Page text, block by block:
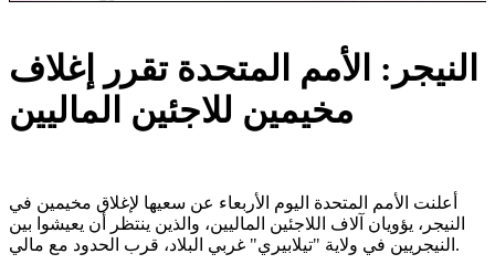
النيجر: الأمم المتحدة تقرر إغلاف
مخيمين للاجئين الماليين
أعلنت الأمم المتحدة اليوم الأربعاء عن سعيها لإغلاق مخيمين في
النيجر، يؤويان آلاف اللاجئين الماليين، والذين ينتظر أن يعيشوا بين
النيجريين في ولاية "تيلابيري" غربي البلاد، قرب الحدود مع مالي.